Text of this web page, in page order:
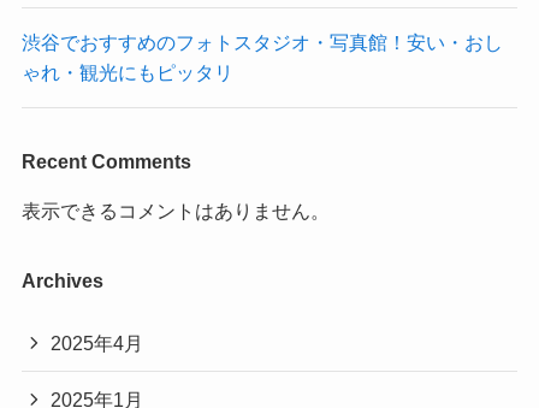
渋谷でおすすめのフォトスタジオ・写真館！安い・おし
ゃれ・観光にもピッタリ
Recent Comments
表示できるコメントはありません。
Archives
2025年4月
2025年1月